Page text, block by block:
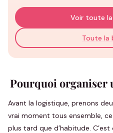
Voir toute
Toute la
Pourquoi organiser
Avant la logistique, prenons
vrai moment tous ensemble,
plus tard que d’habitude.